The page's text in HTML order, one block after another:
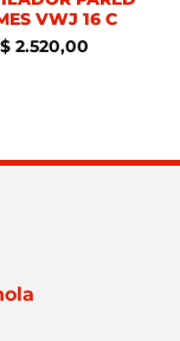
VWJ 16 C
$ 2.520,00